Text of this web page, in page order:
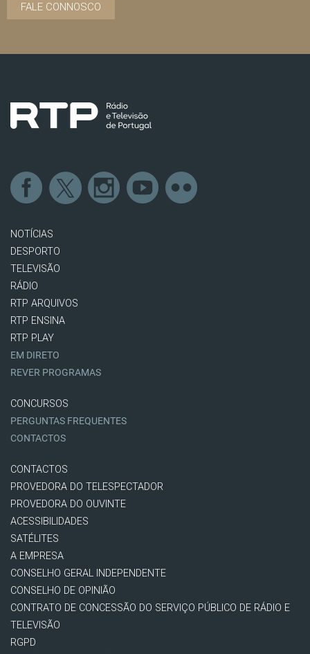
FALE CONNOSCO
NOTÍCIAS
DESPORTO
TELEVISÃO
RÁDIO
RTP ARQUIVOS
RTP ENSINA
RTP PLAY
EM DIRETO
REVER PROGRAMAS
CONCURSOS
PERGUNTAS FREQUENTES
CONTACTOS
CONTACTOS
PROVEDORA DO TELESPECTADOR
PROVEDORA DO OUVINTE
ACESSIBILIDADES
SATÉLITES
A EMPRESA
CONSELHO GERAL INDEPENDENTE
CONSELHO DE OPINIÃO
CONTRATO DE CONCESSÃO DO SERVIÇO PÚBLICO DE RÁDIO E
TELEVISÃO
RGPD